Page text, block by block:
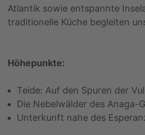
Atlantik sowie entspannte
traditionelle Küche begleiten
Höhepunkte:
Teide: Auf den Spuren der
Die Nebelwälder des Anaga-
Unterkunft nahe des